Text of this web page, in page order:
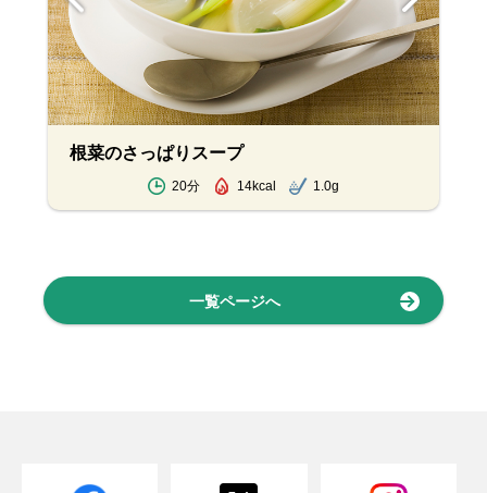
根菜のさっぱりスープ
20分 14kcal 1.0g
一覧ページへ